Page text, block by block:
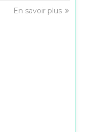
En savoir plus